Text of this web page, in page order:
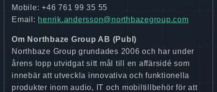
Mobile: +46 761 99 35 55
Email: henrik.andersson@northbazegroup.com
Om Northbaze Group AB (Publ)
Northbaze Group grundades 2006 och har under
årens lopp utvidgat sitt mål till en affärsidé som
innebär att utveckla innovativa och funktionella
produkter inom audio, IT och mobiltillbehör för att